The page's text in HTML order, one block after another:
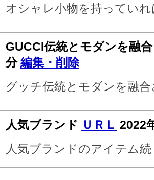
オシャレ小物を持ってい
GUCCI伝統とモダンを融
分編集・削除
グッチ伝統とモダンを融
人気ブランド ＵＲＬ 2022
人気ブランドのアイテム